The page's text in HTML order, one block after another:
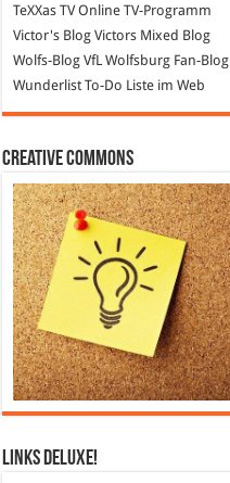
TeXXas TVOnline TV-Programm
Victor's Blog Victors Mixed Blog
Wolfs-Blog VfL Wolfsburg Fan-Blog
WunderlistTo-Do Liste im Web
Creative Commons
Links DeLuXe!